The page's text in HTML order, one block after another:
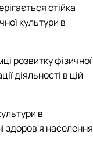
стійка
культури в
розвитку фізичної
діяльності в цій
в
здоров'я